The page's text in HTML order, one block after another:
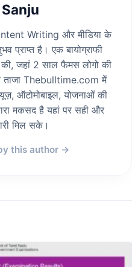
Writing और मीडिया के
प्राप्त है। एक बायोग्राफी
जहां 2 साल फैमस लोगो की
ताजा Thebulltime.com में
ऑटोमोबाइल, योजनाओं की
मकसद है यहां पर सही और
मिल सके।
this author →